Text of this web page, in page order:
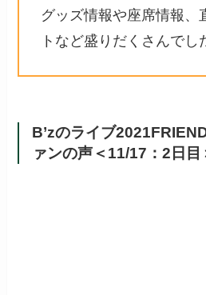
グッズ情報や座席情報、
トなど盛りだくさんでし
B’zのライブ
ァンの声＜11/17：2日目